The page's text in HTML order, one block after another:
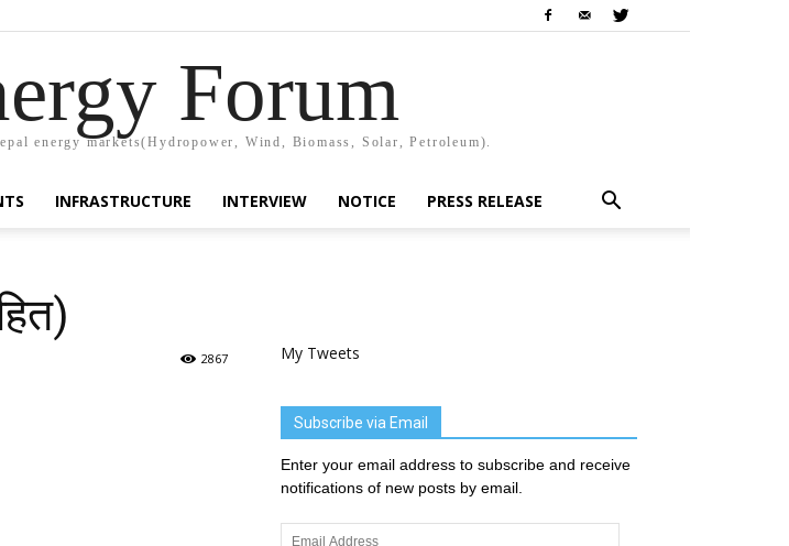
Forum
energy markets(Hydropower, Wind, Biomass, Solar, Petroleum).
INFRASTRUCTURE INTERVIEW NOTICE PRESS RELEASE
2867 My Tweets
Subscribe via Email
Enter your email address to subscribe and receive
notifications of new posts by email.
Email